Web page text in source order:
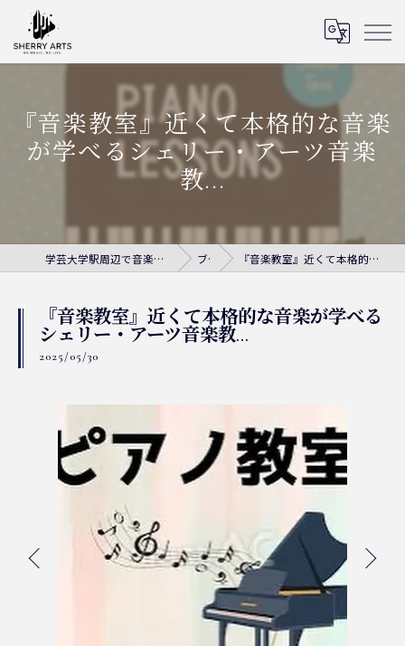
『音楽教室』近くて本格的な音楽
が学べるシェリー・アーツ音楽
教...
学芸大学駅周辺で音楽教室ならシェリー・アーツ音楽教室 ブログ 『音楽教室』近くて本格的な音楽が学べるシェリー・アーツ音楽教...
『音楽教室』近くて本格的な音楽が学べる
シェリー・アーツ音楽教...
2025/05/30